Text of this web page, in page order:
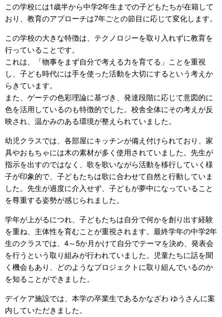
この学校には1歳半から中学2年生までの子どもたちが在籍して
おり、教育のアプローチは7年ごとの節目に応じて変化します。
この学校の大きな特徴は、テクノロジーを取り入れずに教育を
行っていることです。
これは、「物事をまず自分で考える力を育てる」ことを重視
し、子ども時代には手を使った活動を大切にするという考えか
らきています。
また、ゲーテの色彩理論に基づき、発達段階に応じて意図的に
色を活用しているのも特徴的でした。校舎全体にその考えが反
映され、温かみのある環境が整えられていました。
幼児クラスでは、各部屋にキッチンが備え付けられており、家
具やおもちゃには木の素材が多く使用されていました。先生が
指示を出すのではなく、歌を歌いながら活動を移行していく様
子が印象的で、子どもたちは歌に合わせて自然と行動していま
した。先生が過度に介入せず、子どもが夢中になっていること
を尊重する姿勢が感じられました。
学年が上がるにつれ、子どもたちは自分で何かを創り出す経験
を重ね、主体性を育むことが重視されます。最終学年の中学2年
生のクラスでは、4～5か月かけて自分でテーマを決め、発表会
を行うという取り組みが行われていました。児童たちに話を聞
く機会もあり、どのようなプロジェクトに取り組んでいるのか
を知ることができました。
デイケア施設では、本学の卒業生であるかなざわ ゆうさんに案
内していただきました。